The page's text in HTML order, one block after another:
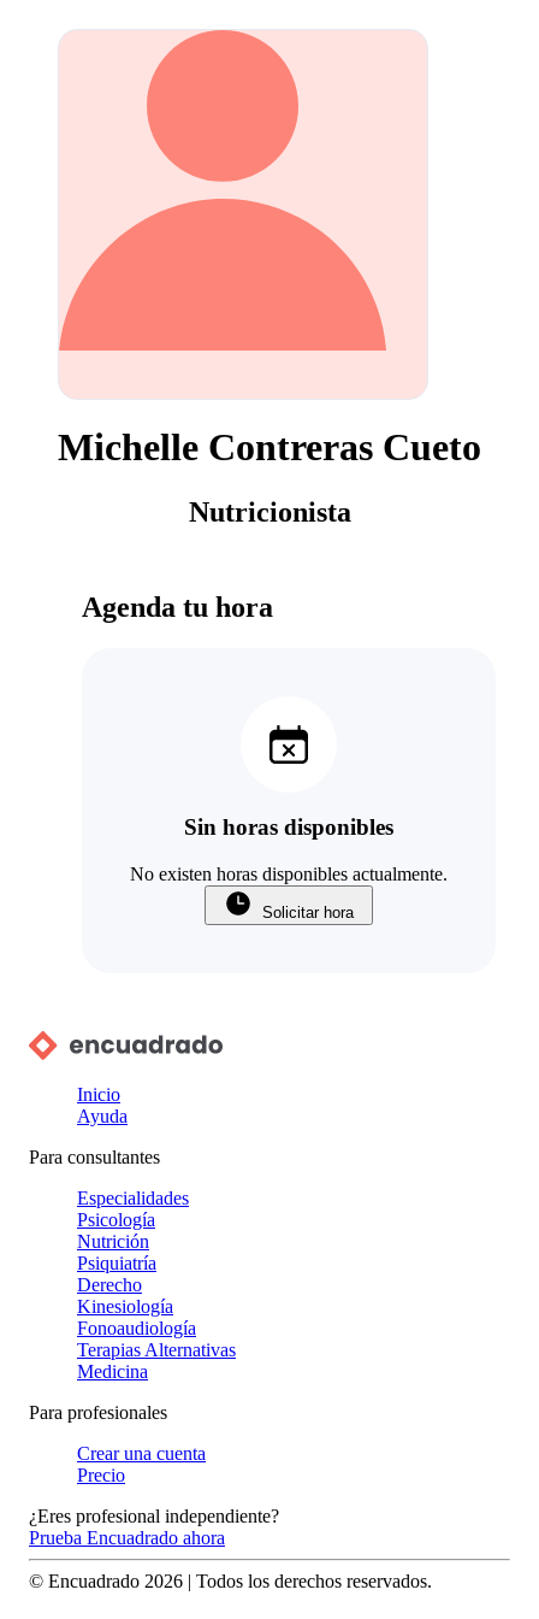
Michelle Contreras Cueto
Nutricionista
Agenda tu hora
Sin horas disponibles
No existen horas disponibles actualmente.
Solicitar hora
Inicio
Ayuda
Para consultantes
Especialidades
Psicología
Nutrición
Psiquiatría
Derecho
Kinesiología
Fonoaudiología
Terapias Alternativas
Medicina
Para profesionales
Crear una cuenta
Precio
¿Eres profesional independiente?
Prueba Encuadrado ahora
© Encuadrado 2026 | Todos los derechos reservados.